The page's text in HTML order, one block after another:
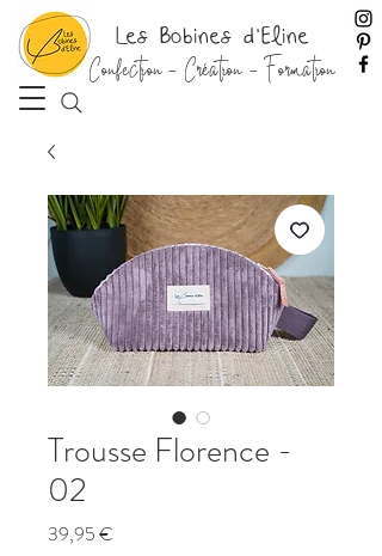
Les Bobines d'Eline
Confection - Création - Formation
Trousse Florence -
02
39,95 €